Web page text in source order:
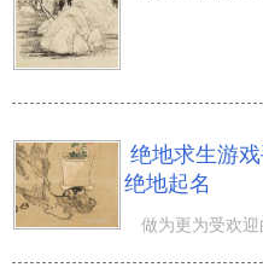
绝地求生游
绝地起名